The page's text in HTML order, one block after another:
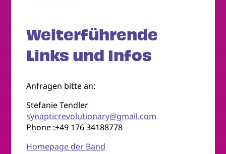
Weiterführende
Links und Infos
Anfragen bitte an:
Stefanie Tendler
synapticrevolutionary@gmail.com
Phone :+49 176 34188778
Homepage der Band